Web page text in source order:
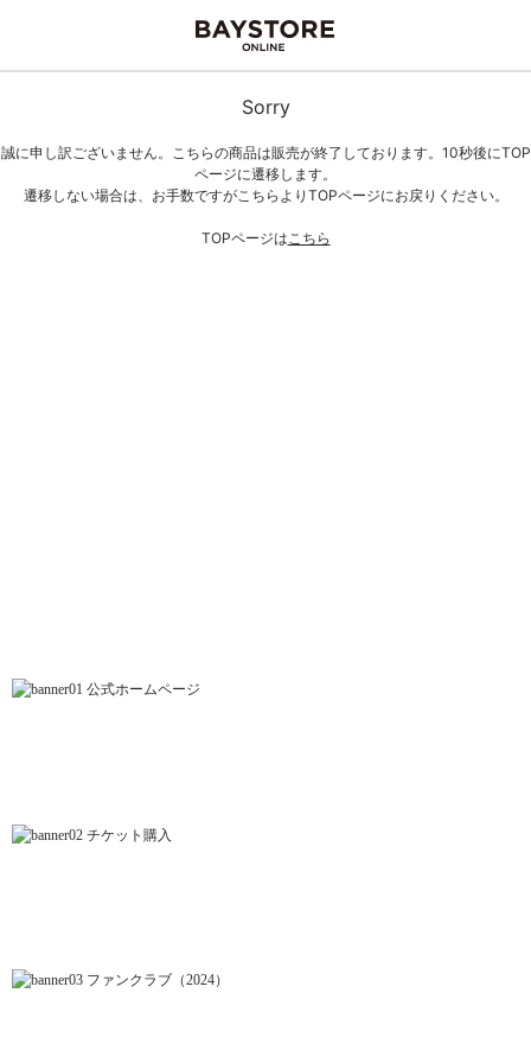
Sorry
誠に申し訳ございません。こちらの商品は販売が終了しております。10秒後にTOP
ページに遷移します。
遷移しない場合は、お手数ですがこちらよりTOPページにお戻りください。
TOPページはこちら